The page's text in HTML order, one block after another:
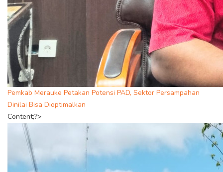
Pemkab Merauke Petakan Potensi PAD, Sektor Persampahan
Dinilai Bisa Dioptimalkan
Content;?>